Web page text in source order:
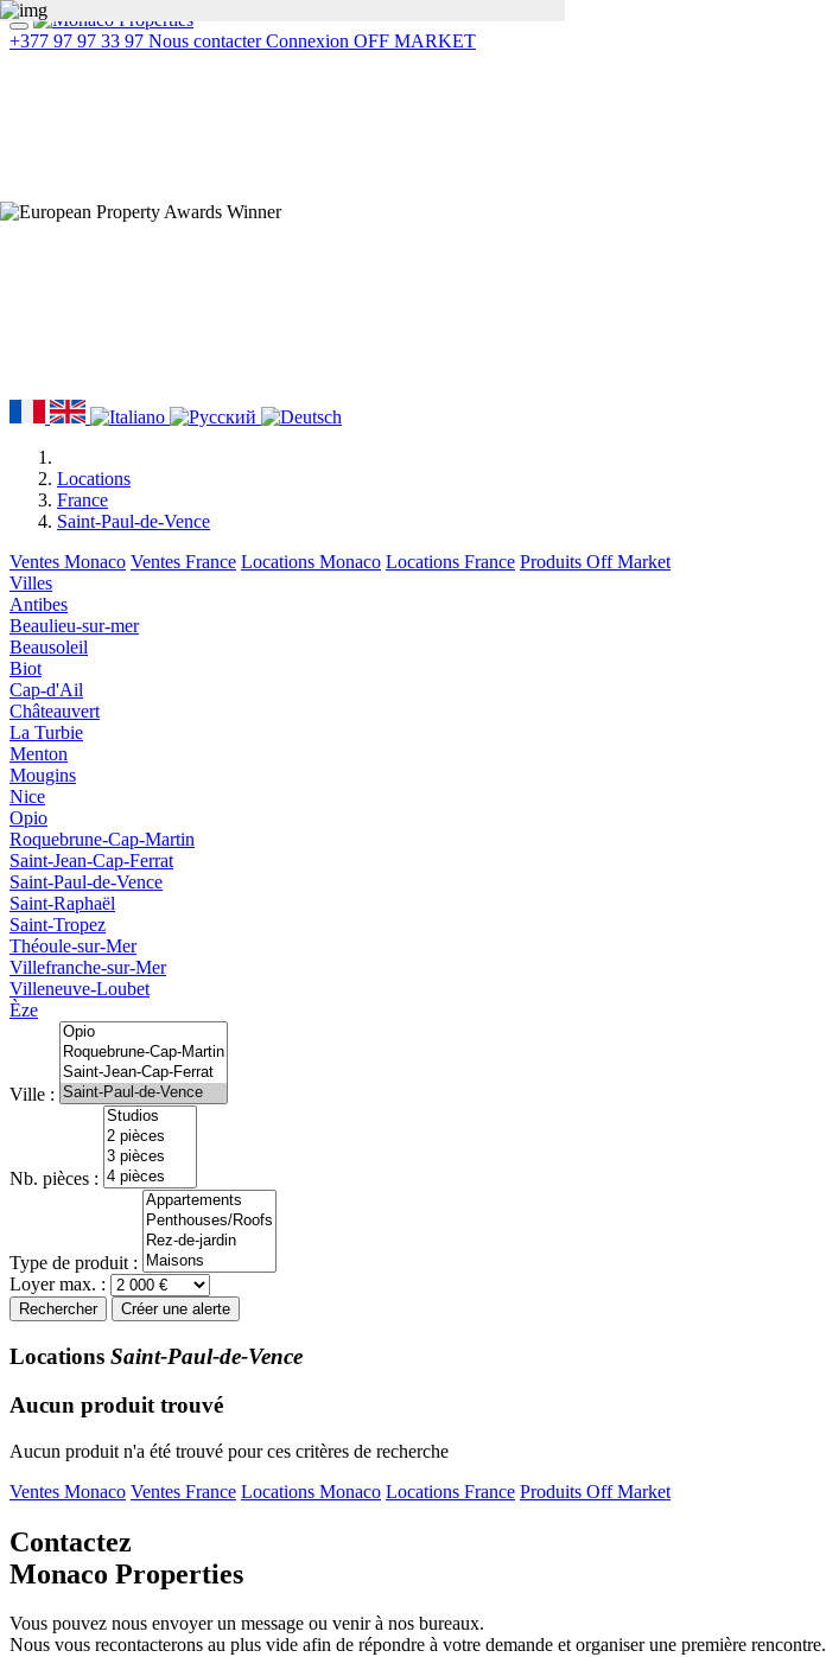
+377 97 97 33 97 Nous contacter Connexion OFF MARKET
Locations
France
Saint-Paul-de-Vence
Ventes Monaco Ventes France Locations Monaco Locations France Produits Off Market
Villes
Antibes
Beaulieu-sur-mer
Beausoleil
Biot
Cap-d'Ail
Châteauvert
La Turbie
Menton
Mougins
Nice
Opio
Roquebrune-Cap-Martin
Saint-Jean-Cap-Ferrat
Saint-Paul-de-Vence
Saint-Raphaël
Saint-Tropez
Théoule-sur-Mer
Villefranche-sur-Mer
Villeneuve-Loubet
Èze
Ville :
Nb. pièces :
Type de produit :
Loyer max. :
Rechercher Créer une alerte
Locations Saint-Paul-de-Vence
Aucun produit trouvé
Aucun produit n'a été trouvé pour ces critères de recherche
Ventes Monaco Ventes France Locations Monaco Locations France Produits Off Market
Contactez
Monaco Properties
Vous pouvez nous envoyer un message ou venir à nos bureaux.
Nous vous recontacterons au plus vide afin de répondre à votre demande et organiser une première rencontre.